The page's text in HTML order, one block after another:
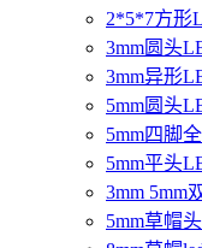
2*5*7方形
3mm圆头
3mm异形
5mm圆头
5mm四脚
5mm平头
3mm 5mm
5mm草帽